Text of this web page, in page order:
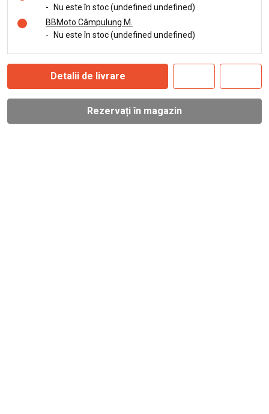
-
Nu este în stoc (undefined undefined)
BBMoto Câmpulung M.
-
Nu este în stoc (undefined undefined)
Detalii de livrare
Rezervați în magazin